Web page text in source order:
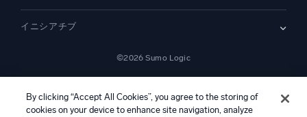
比較
サポート
プラットフォームステータス
Amazon S3 監査
PCI コンプライアンス
イニシアチブ
デジタル顧客体験
ツール統合
©2026 Sumo Logic
—
カリフォルニア州プライバシー通知 AI への指示日本語
By clicking “Accept All Cookies”, you agree to the storing of
cookies on your device to enhance site navigation, analyze